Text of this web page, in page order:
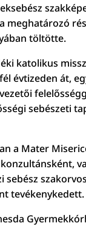
meghatározó
töltötte.
katolikus
évtizeden át,
sebészeti
a Mater
sebész
tevékenykedett.